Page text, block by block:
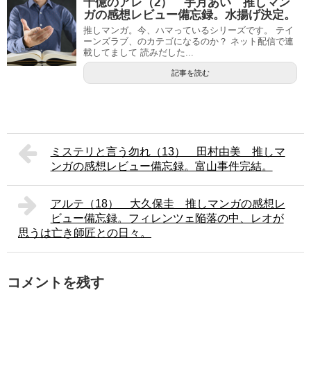
ガの感想レビュー備忘録。水揚げ決定。
推しマンガ。今、ハマっているシリーズです。 テイ
ーンズラブ、のカテゴになるのか？ ネット配信で連
載してまして 読みだした...
記事を読む
ミステリと言う勿れ（13） 田村由美 推しマ
ンガの感想レビュー備忘録。富山事件完結。
アルテ（18） 大久保圭 推しマンガの感想レ
ビュー備忘録。フィレンツェ陥落の中、レオが
思うは亡き師匠との日々。
コメントを残す